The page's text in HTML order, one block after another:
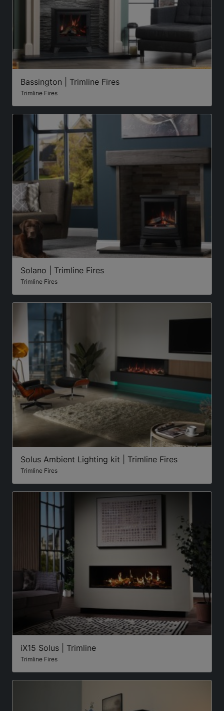
Bassington | Trimline Fires
Trimline Fires
Solano | Trimline Fires
Trimline Fires
Solus Ambient Lighting kit | Trimline Fires
Trimline Fires
iX15 Solus | Trimline
Trimline Fires